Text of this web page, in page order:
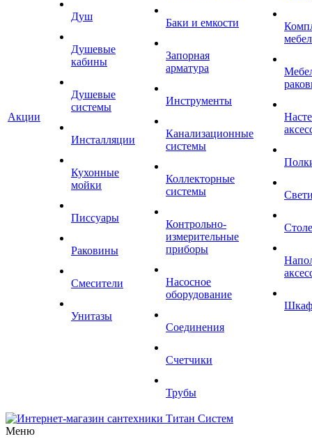
Акции
Душ
Душевые
кабины
Душевые
системы
Инсталляции
Кухонные
мойки
Писсуары
Раковины
Смесители
Унитазы
Баки и емкости
Запорная
арматура
Инструменты
Канализационные
системы
Коллекторные
системы
Контрольно-
измерительные
приборы
Насосное
оборудование
Соединения
Счетчики
Трубы
Меню